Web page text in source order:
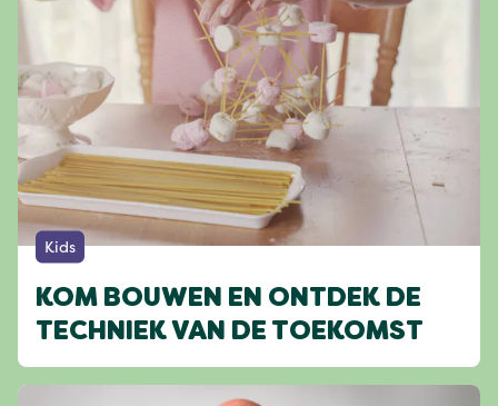
Kids
KOM BOUWEN EN ONTDEK DE
TECHNIEK VAN DE TOEKOMST